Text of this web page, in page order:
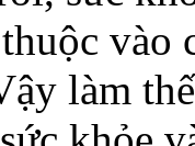
vào
làm